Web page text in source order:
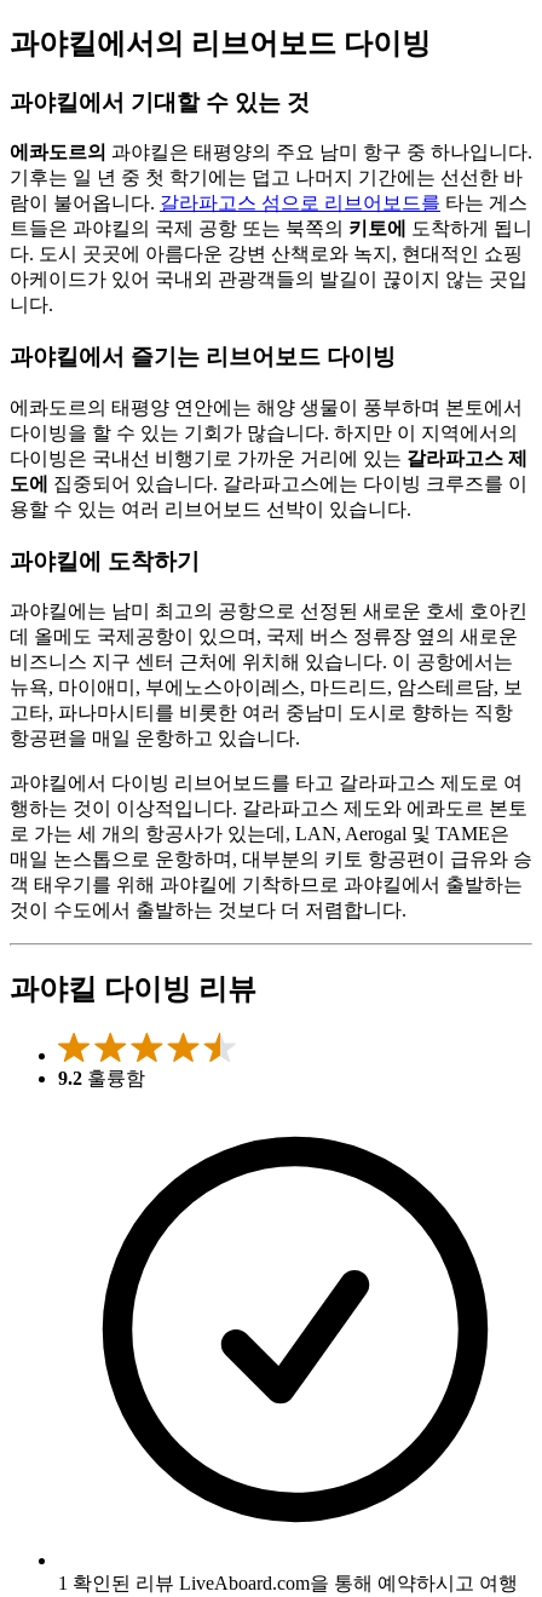
과야킬에서의 리브어보드 다이빙
과야킬에서 기대할 수 있는 것
에콰도르의 과야킬은 태평양의 주요 남미 항구 중 하나입니다.
기후는 일 년 중 첫 학기에는 덥고 나머지 기간에는 선선한 바
람이 불어옵니다. 갈라파고스 섬으로 리브어보드를 타는 게스
트들은 과야킬의 국제 공항 또는 북쪽의 키토에
도착하게 됩니
다. 도시 곳곳에 아름다운 강변 산책로와 녹지, 현대적인 쇼핑
아케이드가 있어 국내외 관광객들의 발길이 끊이지 않는 곳입
니다.
과야킬에서 즐기는 리브어보드 다이빙
에콰도르의 태평양 연안에는 해양 생물이 풍부하며 본토에서
다이빙을 할 수 있는 기회가 많습니다. 하지만 이 지역에서의
다이빙은 국내선 비행기로 가까운 거리에 있는 갈라파고스 제
도에
집중되어 있습니다. 갈라파고스에는 다이빙 크루즈를 이
용할 수 있는 여러 리브어보드 선박이 있습니다.
과야킬에 도착하기
과야킬에는 남미 최고의 공항으로 선정된 새로운 호세 호아킨
데 올메도 국제공항이 있으며, 국제 버스 정류장 옆의 새로운
비즈니스 지구 센터 근처에 위치해 있습니다. 이 공항에서는
뉴욕, 마이애미, 부에노스아이레스, 마드리드, 암스테르담, 보
고타, 파나마시티를 비롯한 여러 중남미 도시로 향하는 직항
항공편을 매일 운항하고 있습니다.
과야킬에서 다이빙 리브어보드를 타고 갈라파고스 제도로 여
행하는 것이 이상적입니다. 갈라파고스 제도와 에콰도르 본토
로 가는 세 개의 항공사가 있는데, LAN, Aerogal 및 TAME은
매일 논스톱으로 운항하며, 대부분의 키토 항공편이 급유와 승
객 태우기를 위해 과야킬에 기착하므로 과야킬에서 출발하는
것이 수도에서 출발하는 것보다 더 저렴합니다.
과야킬 다이빙 리뷰
9.2 훌륭함
1 확인된 리뷰 LiveAboard.com을 통해 예약하시고 여행